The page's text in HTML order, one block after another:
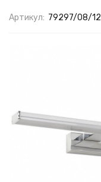
Артикул: 79297/08/12